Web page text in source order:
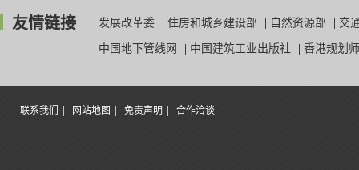
友情链接 发展改革委 住房和城乡建设部 自然资源部 交
中国地下管线网 中国建筑工业出版社 香港规划
联系我们 网站地图 免责声明 合作洽谈